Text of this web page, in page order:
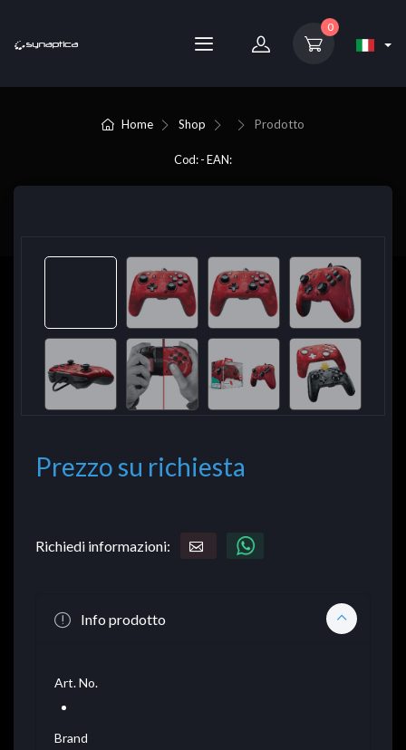
0
Home Shop Prodotto
Cod: - EAN:
Prezzo su richiesta
Richiedi informazioni:
Info prodotto
Art. No.
Brand